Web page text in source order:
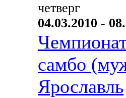
четверг
04.03.2010 -
самбо
Ярославль